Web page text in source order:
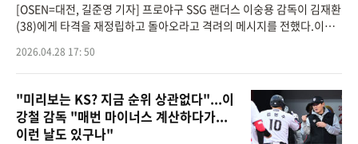
[OSEN=대전, 길준영 기자] 프로야구 SSG 랜더스 이숭용 감독이 김재환
(38)에게 타격을 재정립하고 돌아오라고 격려의 메시지를 전했다.이숭
nk KBO리그’ 한화
2026.04.28 17: 50
"미리보는 KS? 지금 순위 상관없다"...이
강철 감독 "매번 마이너스 계산하다가...
이런 날도 있구나"